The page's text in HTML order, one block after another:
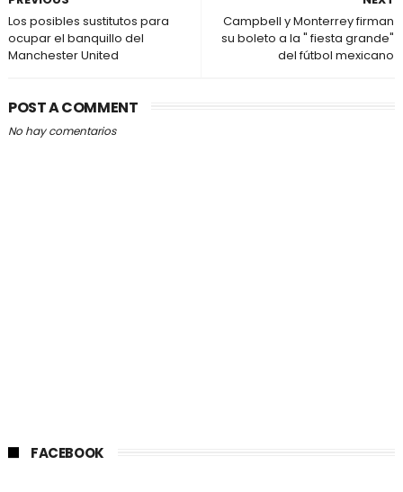
Campbell y Monterrey firman
su boleto a la " fiesta grande"
del fútbol mexicano
Los posibles sustitutos para
ocupar el banquillo del
Manchester United
POST A COMMENT
No hay comentarios
FACEBOOK